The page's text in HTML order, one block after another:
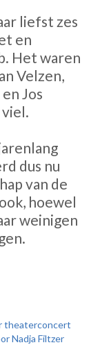
liefst zes
en
Het waren
Velzen,
Jos
dus nu
van de
hoewel
weinigen
theaterconcert
Nadja Filtzer